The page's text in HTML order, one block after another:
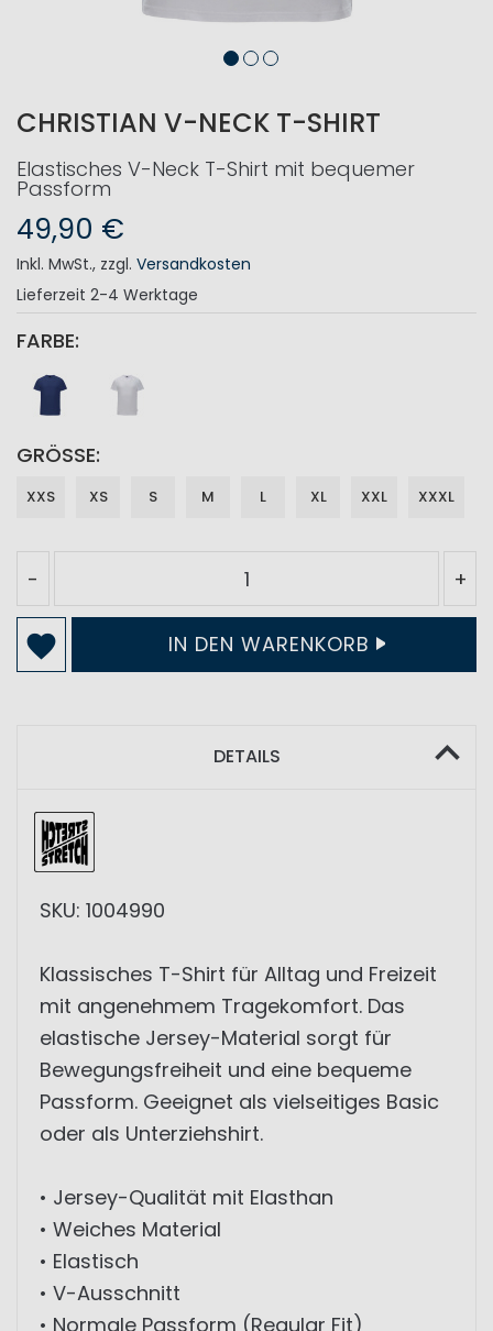
CHRISTIAN V-NECK T-SHIRT
Elastisches V-Neck T-Shirt mit bequemer
Passform
49,90 €
Inkl. MwSt., zzgl. Versandkosten
Lieferzeit 2-4 Werktage
FARBE
GRÖSSE
XXS XS S M L XL XXL XXXL
- +
IN DEN WARENKORB
DETAILS
SKU: 1004990
Klassisches T-Shirt für Alltag und Freizeit
mit angenehmem Tragekomfort. Das
elastische Jersey-Material sorgt für
Bewegungsfreiheit und eine bequeme
Passform. Geeignet als vielseitiges Basic
oder als Unterziehshirt.
• Jersey-Qualität mit Elasthan
• Weiches Material
• Elastisch
• V-Ausschnitt
• Normale Passform (Regular Fit)